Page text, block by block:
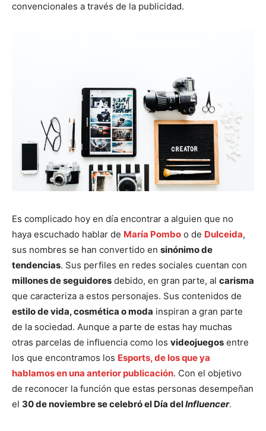
convencionales a través de la publicidad.
Es complicado hoy en día encontrar a alguien que no
haya escuchado hablar de María Pombo o de Dulceida,
sus nombres se han convertido en sinónimo de
tendencias. Sus perfiles en redes sociales cuentan con
millones de seguidores debido, en gran parte, al carisma
que caracteriza a estos personajes. Sus contenidos de
estilo de vida, cosmética o moda inspiran a gran parte
de la sociedad. Aunque a parte de estas hay muchas
otras parcelas de influencia como los videojuegos entre
los que encontramos los Esports, de los que ya
hablamos en una anterior publicación. Con el objetivo
de reconocer la función que estas personas desempeñan
el 30 de noviembre se celebró el Día delInfluencer.